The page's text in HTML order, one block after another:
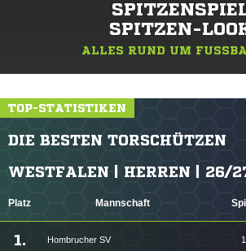
SPITZEN-
ALLES RUND UM
TOP-STATISTIKEN
DIE BESTEN TORSCHÜTZEN
WESTFALEN | HERREN | 26/
Platz Mannschaft
1. Hombrucher SV 1